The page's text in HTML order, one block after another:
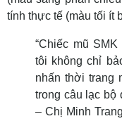
tính thực tế (màu tối ít
“Chiếc mũ
tôi không chỉ
nhấn thời trang
trong câu lạc bộ
– Chị Minh